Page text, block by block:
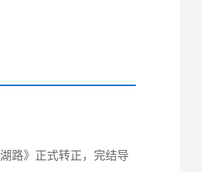
路》正式转正，完结导